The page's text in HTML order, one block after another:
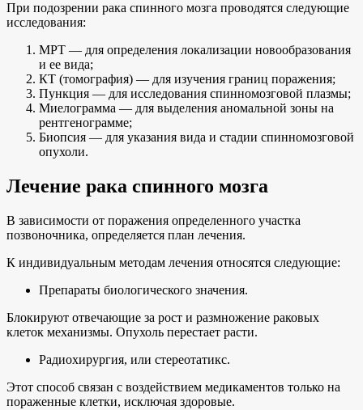
При подозрении рака спинного мозга проводятся следующие
исследования:
МРТ — для определения локализации новообразования
и ее вида;
КТ (томография) — для изучения границ поражения;
Пункция — для исследования спинномозговой плазмы;
Миелограмма — для выделения аномальной зоны на
рентгенограмме;
Биопсия — для указания вида и стадии спинномозговой
опухоли.
Лечение рака спинного мозга
В зависимости от поражения определенного участка
позвоночника, определяется план лечения.
К индивидуальным методам лечения относятся следующие:
Препараты биологического значения.
Блокируют отвечающие за рост и размножение раковых
клеток механизмы. Опухоль перестает расти.
Радиохирургия, или стереотатикс.
Этот способ связан с воздействием медикаментов только на
пораженные клетки, исключая здоровые.